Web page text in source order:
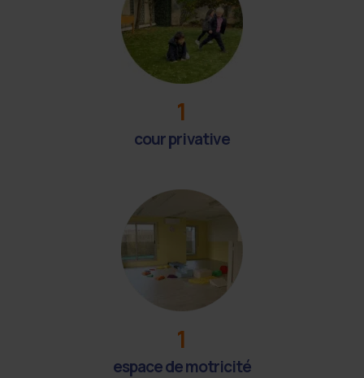
1
cour privative
1
espace de motricité